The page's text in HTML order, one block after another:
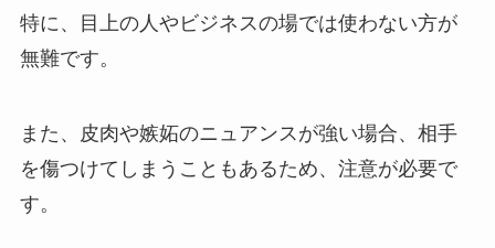
特に、目上の人やビジネスの場では使わない方が
無難です。
また、皮肉や嫉妬のニュアンスが強い場合、相手
を傷つけてしまうこともあるため、注意が必要で
す。